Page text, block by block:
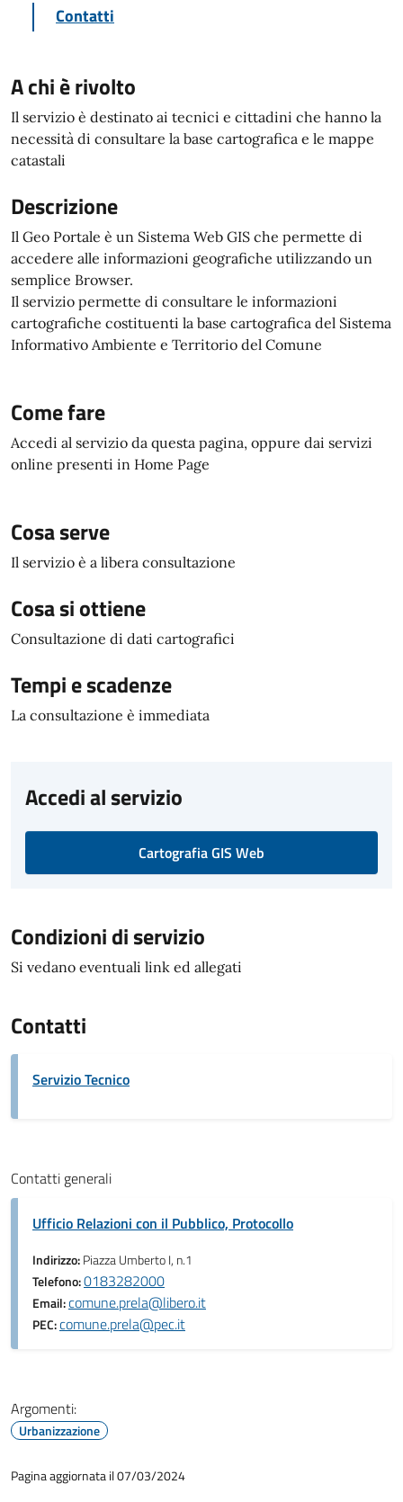
Contatti
A chi è rivolto
Il servizio è destinato ai tecnici e cittadini che hanno la
necessità di consultare la base cartografica e le mappe
catastali
Descrizione
Il Geo Portale è un Sistema Web GIS che permette di
accedere alle informazioni geografiche utilizzando un
semplice Browser.
Il servizio permette di consultare le informazioni
cartografiche costituenti la base cartografica del Sistema
Informativo Ambiente e Territorio del Comune
Come fare
Accedi al servizio da questa pagina, oppure dai servizi
online presenti in Home Page
Cosa serve
Il servizio è a libera consultazione
Cosa si ottiene
Consultazione di dati cartografici
Tempi e scadenze
La consultazione è immediata
Accedi al servizio
Cartografia GIS Web
Condizioni di servizio
Si vedano eventuali link ed allegati
Contatti
Servizio Tecnico
Contatti generali
Ufficio Relazioni con il Pubblico, Protocollo
Indirizzo:Piazza Umberto I, n.1
Telefono:0183282000
Email:comune.prela@libero.it
PEC:comune.prela@pec.it
Argomenti:
Urbanizzazione
Pagina aggiornata il 07/03/2024